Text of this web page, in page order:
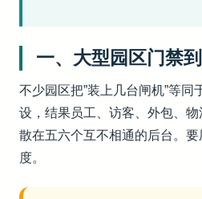
一、大型园区门禁
不少园区把”装上几台闸机”等同
设，结果员工、访客、外包、
散在五六个互不相通的后台。
度。